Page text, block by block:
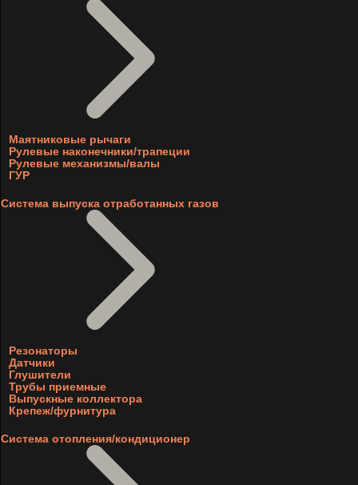
Маятниковые рычаги
Рулевые наконечники/трапеции
Рулевые механизмы/валы
ГУР
Система выпуска отработанных газов
Резонаторы
Датчики
Глушители
Трубы приемные
Выпускные коллектора
Крепеж/фурнитура
Система отопления/кондиционер